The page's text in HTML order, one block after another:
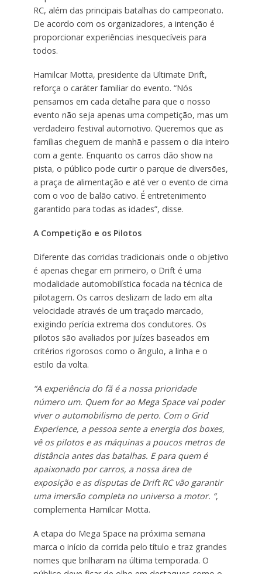
RC, além das principais batalhas do campeonato.
De acordo com os organizadores, a intenção é
proporcionar experiências inesquecíveis para
todos.
Hamilcar Motta, presidente da Ultimate Drift,
reforça o caráter familiar do evento. “Nós
pensamos em cada detalhe para que o nosso
evento não seja apenas uma competição, mas um
verdadeiro festival automotivo. Queremos que as
famílias cheguem de manhã e passem o dia inteiro
com a gente. Enquanto os carros dão show na
pista, o público pode curtir o parque de diversões,
a praça de alimentação e até ver o evento de cima
com o voo de balão cativo. É entretenimento
garantido para todas as idades”, disse.
A Competição e os Pilotos
Diferente das corridas tradicionais onde o objetivo
é apenas chegar em primeiro, o Drift é uma
modalidade automobilística focada na técnica de
pilotagem. Os carros deslizam de lado em alta
velocidade através de um traçado marcado,
exigindo perícia extrema dos condutores. Os
pilotos são avaliados por juízes baseados em
critérios rigorosos como o ângulo, a linha e o
estilo da volta.
“A experiência do fã é a nossa prioridade
número um. Quem for ao Mega Space vai poder
viver o automobilismo de perto. Com o Grid
Experience, a pessoa sente a energia dos boxes,
vê os pilotos e as máquinas a poucos metros de
distância antes das batalhas. E para quem é
apaixonado por carros, a nossa área de
exposição e as disputas de Drift RC vão garantir
uma imersão completa no universo a motor. “,
complementa Hamilcar Motta.
A etapa do Mega Space na próxima semana
marca o início da corrida pelo título e traz grandes
nomes que brilharam na última temporada. O